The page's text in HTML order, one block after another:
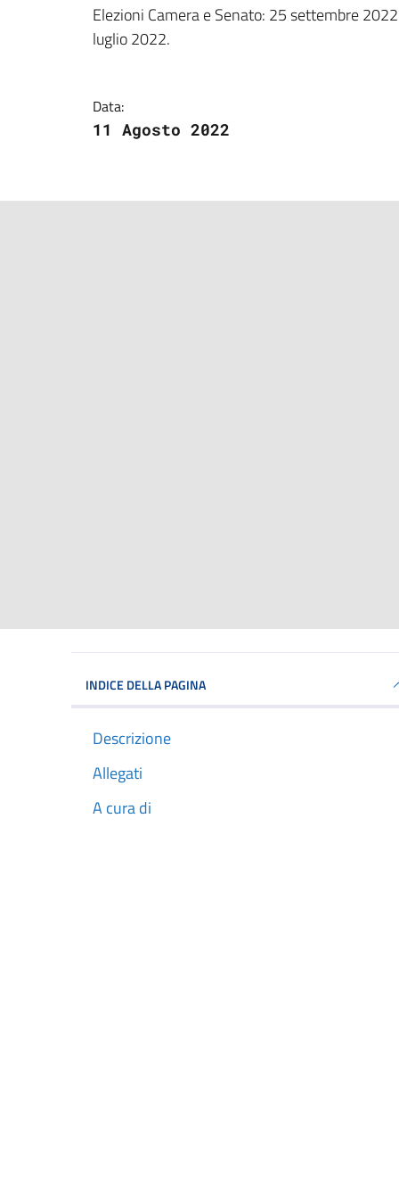
Dettagli della
Elezioni Camera e Senato: 25 settembre
luglio 2022.
Data:
11 Agosto 2022
INDICE DELLA PAGINA
Descrizione
Allegati
A cura di